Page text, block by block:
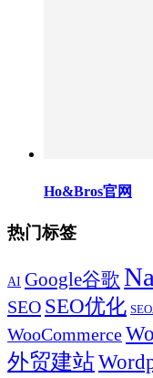
Ho&Bros官网
热门标签
AI Google谷歌
SEO SEO优化
WooCommerce
外贸建站